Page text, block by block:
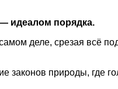
идеалом порядка.
деле, срезая всё
законов природы, где